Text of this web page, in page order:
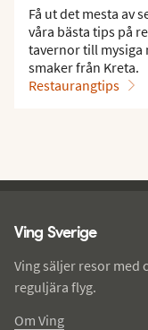
Få ut det mesta av
våra bästa tips på
tavernor till mysiga
smaker från Kreta.
Restaurangtips
Ving Sverige
Ving säljer resor med
reguljära flyg.
Om Ving